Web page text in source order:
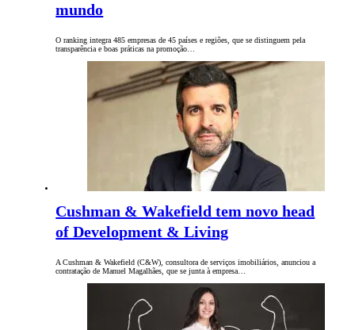
mundo
O ranking integra 485 empresas de 45 países e regiões, que se distinguem pela
transparência e boas práticas na promoção…
Cushman & Wakefield tem novo head
of Development & Living
A Cushman & Wakefield (C&W), consultora de serviços imobiliários, anunciou a
contratação de Manuel Magalhães, que se junta à empresa…